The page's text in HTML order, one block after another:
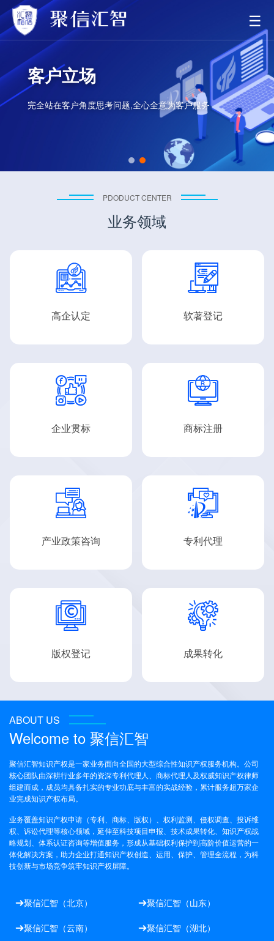
☰
客户立场
完全站在客户角度思考问题,全心全意为客户服务
PDODUCT CENTER
业务领域

高企认定

软著登记

企业贯标

商标注册

产业政策咨询

专利代理

版权登记

成果转化
ABOUT US
Welcome to 聚信汇智
聚信汇智知识产权是一家业务面向全国的大型综合性知识产权服务机构。公司
核心团队由深耕行业多年的资深专利代理人、商标代理人及权威知识产权律师
组建而成，成员均具备扎实的专业功底与丰富的实战经验，累计服务超万家企
业完成知识产权布局。
业务覆盖知识产权申请（专利、商标、版权）、权利监测、侵权调查、投诉维
权、诉讼代理等核心领域，延伸至科技项目申报、技术成果转化、知识产权战
略规划、体系认证咨询等增值服务，形成从基础权利保护到高阶价值运营的一
体化解决方案，助力企业打通知识产权创造、运用、保护、管理全流程，为科
技创新与市场竞争筑牢知识产权屏障。
聚信汇智（北京） 聚信汇智（山东）
聚信汇智（云南） 聚信汇智（湖北）